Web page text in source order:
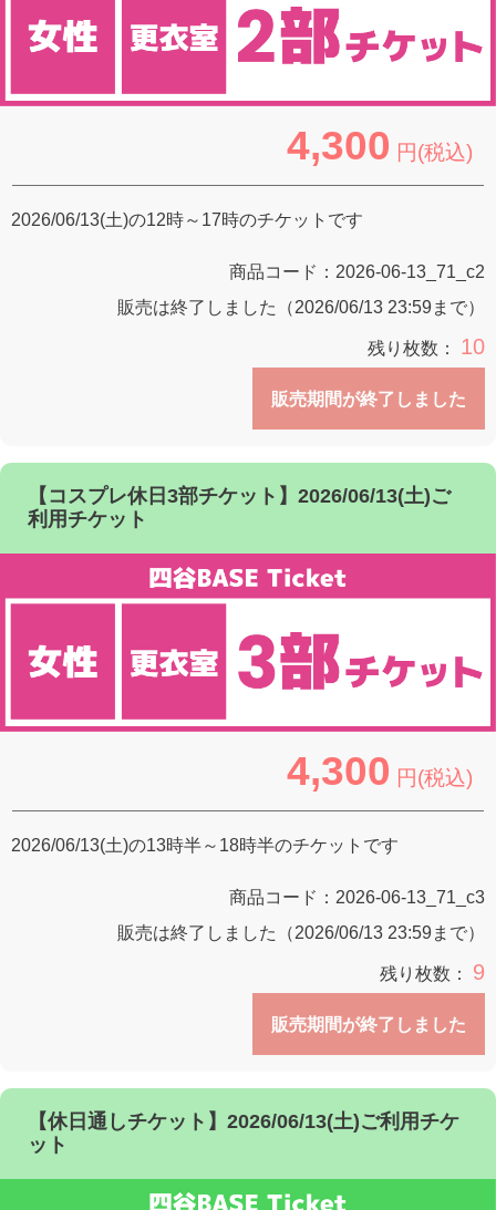
4,300 円(税込)
2026/06/13(土)の12時～17時のチケットです
商品コード： 2026-06-13_71_c2
販売は終了しました（2026/06/13 23:59まで）
残り枚数： 10
販売期間が終了しました
【コスプレ休日3部チケット】2026/06/13(土)ご
利用チケット
4,300 円(税込)
2026/06/13(土)の13時半～18時半のチケットです
商品コード： 2026-06-13_71_c3
販売は終了しました（2026/06/13 23:59まで）
残り枚数： 9
販売期間が終了しました
【休日通しチケット】2026/06/13(土)ご利用チケ
ット